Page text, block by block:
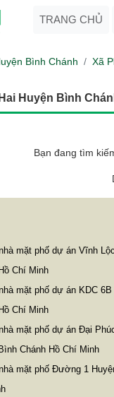
TRANG CHỦ
Bình Chánh Xã
Huyện Bình
Bạn đang tìm
mặt phố dự án Vĩnh
Chí Minh
mặt phố dự án KDC
Chí Minh
mặt phố dự án Đại
Chánh Hồ Chí Minh
mặt phố Đường 1